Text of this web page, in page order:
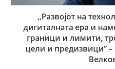
,,Развојот на
дигиталната ера и
граници и лимити,
цели и предизвици”